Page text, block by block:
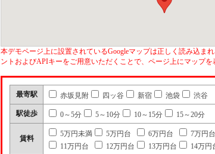
本デモページ上に設置されているGoogleマップは正しく読み込ま
ントおよびAPIキーをご用意いただくことで、ページ上にマップを
最寄駅 赤坂見附 四ッ谷 新宿 池袋 渋谷
駅徒歩 0～5分 5～10分 10～15分 15～20分
賃料
5万円未満 5万円台 6万円台 7万円台
11万円台
12万円台 13万円台 14万円